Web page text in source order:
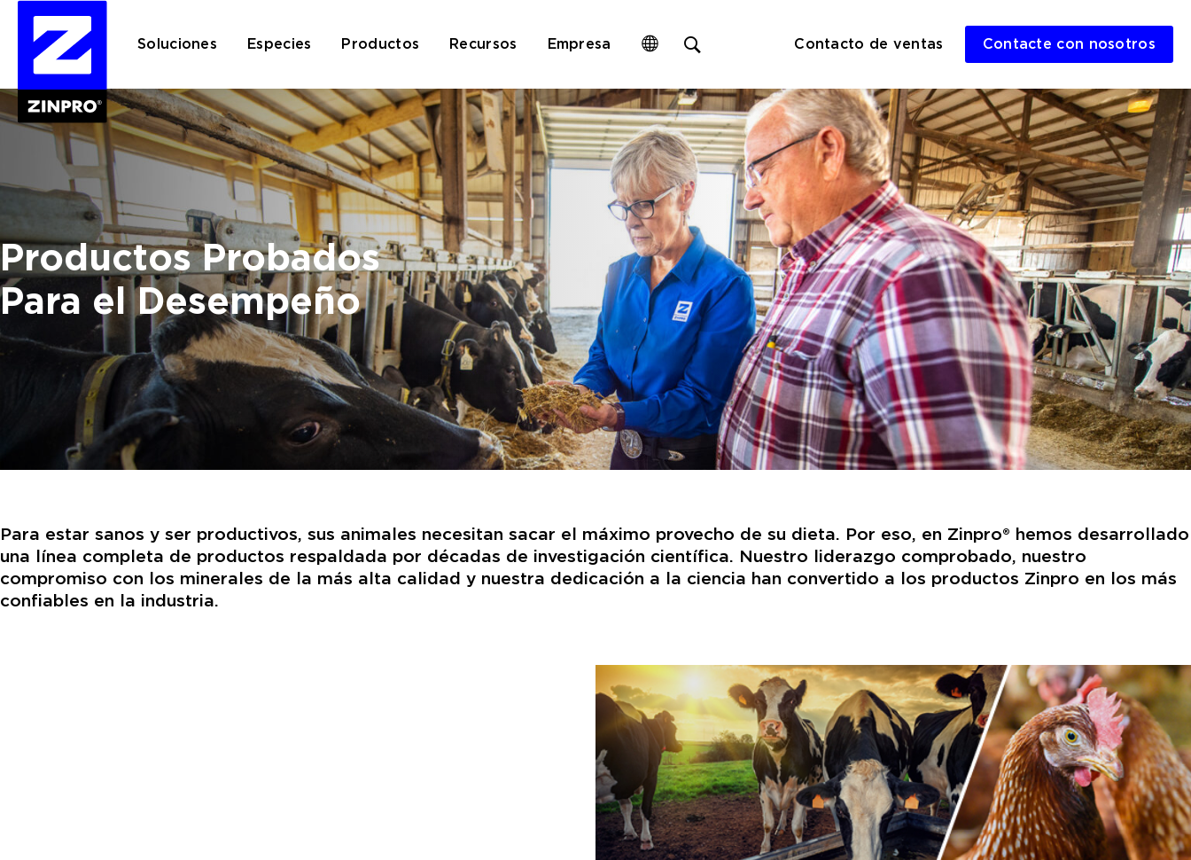
Soluciones Especies Productos Recursos Empresa
search
form
Contacto de ventas Contacte con nosotros
Productos Probados
Para el Desempeño
Para estar sanos y ser productivos, sus animales necesitan sacar el máximo provecho de su dieta. Por eso, en Zinpro® hemos desarrollado
una línea completa de productos respaldada por décadas de investigación científica. Nuestro liderazgo comprobado, nuestro
compromiso con los minerales de la más alta calidad y nuestra dedicación a la ciencia han convertido a los productos Zinpro en los más
confiables en la industria.